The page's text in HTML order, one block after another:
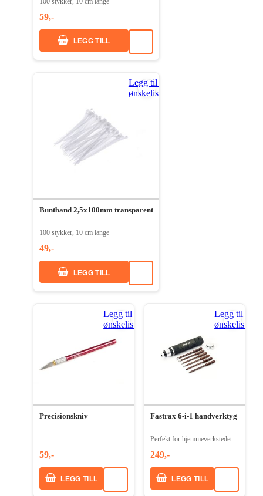
59,-
LEGG TILL
Legg til i
ønskeliste
Buntband 2,5x100mm transparent
100 stykker, 10 cm lange
49,-
LEGG TILL
Legg til i
ønskeliste
Precisionskniv
59,-
LEGG TILL
Legg til i
ønskeliste
Fastrax 6-i-1 handverktyg
Perfekt for hjemmeverkstedet
249,-
LEGG TILL